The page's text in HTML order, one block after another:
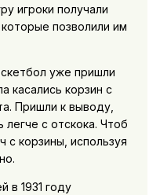
игроки получали
позволили им
уже пришли
касались корзин с
Пришли к выводу,
с отскока. Чтоб
с корзины, используя
в 1931 году